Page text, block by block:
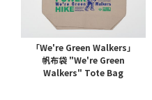
「We're Green Walkers」
帆布袋 "We're Green
Walkers" Tote Bag